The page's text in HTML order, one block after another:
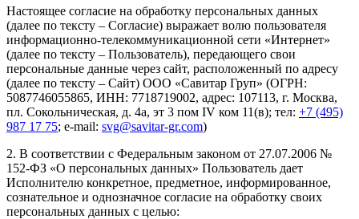
Настоящее согласие на обработку персональных данных
(далее по тексту – Согласие) выражает волю пользователя
информационно-телекоммуникационной сети «Интернет»
(далее по тексту – Пользователь), передающего свои
персональные данные через сайт, расположенный по адресу
(далее по тексту – Сайт) ООО «Савитар Груп» (ОГРН:
5087746055865, ИНН: 7718719002, адрес: 107113, г. Москва,
пл. Сокольническая, д. 4а, эт 3 пом IV ком 11(в); тел: +7 (495)
987 17 75; e-mail: svg@savitar-gr.com)
2. В соответствии с Федеральным законом от 27.07.2006 №
152-ФЗ «О персональных данных» Пользователь дает
Исполнителю конкретное, предметное, информированное,
сознательное и однозначное согласие на обработку своих
персональных данных с целью: